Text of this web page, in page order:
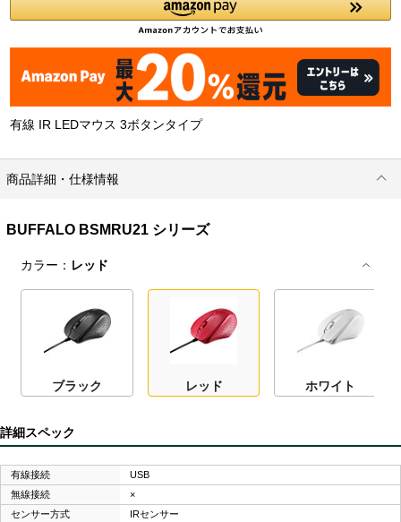
有線 IR LEDマウス 3ボタンタイプ
商品詳細・仕様情報
BUFFALO BSMRU21 シリーズ
カラー： レッド
ブラック レッド ホワイト
詳細スペック
有線接続
USB
無線接続
×
センサー方式
IRセンサー